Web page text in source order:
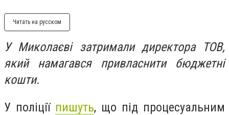
Читать на русском
У Миколаєві затримали директора ТОВ,
який намагався привласнити бюджетні
кошти.
У поліції пишуть, що під процесуальним